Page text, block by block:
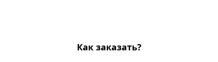
Как заказать?